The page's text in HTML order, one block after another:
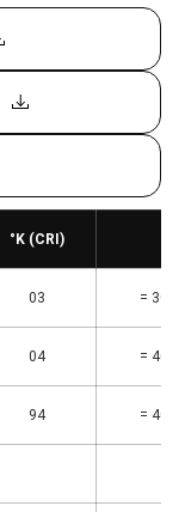
°K (CRI)
03 =
04 =
94 =